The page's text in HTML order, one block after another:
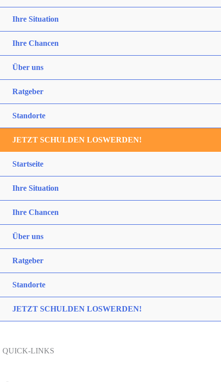
Ihre Situation
Ihre Chancen
Über uns
Ratgeber
Standorte
JETZT SCHULDEN LOSWERDEN!
Startseite
Ihre Situation
Ihre Chancen
Über uns
Ratgeber
Standorte
JETZT SCHULDEN LOSWERDEN!
QUICK-LINKS